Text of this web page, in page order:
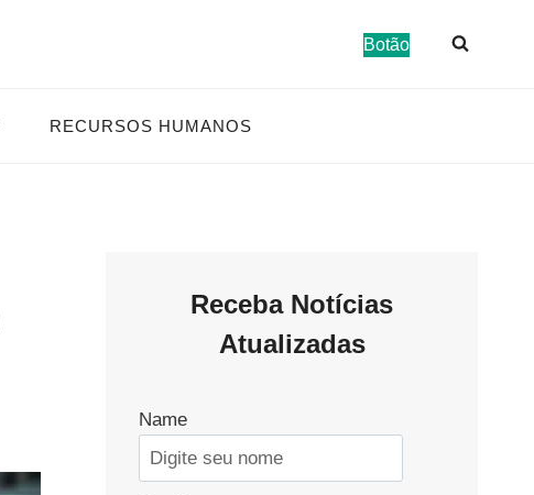
Botão
RECURSOS HUMANOS
Receba Notícias
Atualizadas
Name